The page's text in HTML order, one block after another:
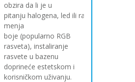
obzira da li je u
pitanju halogena, led ili rasveta koja
menja
boje (popularno RGB
rasveta), instaliranje
rasvete u bazenu
doprineće estetskom i
korisničkom uživanju.